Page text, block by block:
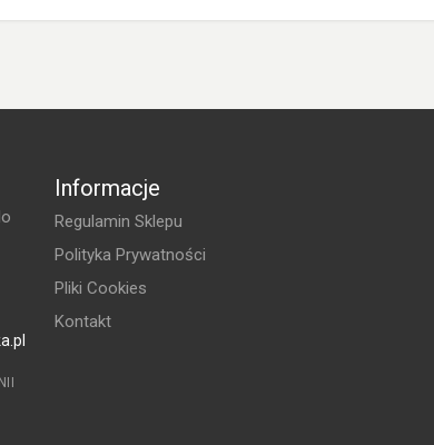
Informacje
Regulamin Sklepu
Polityka Prywatności
Pliki Cookies
Kontakt